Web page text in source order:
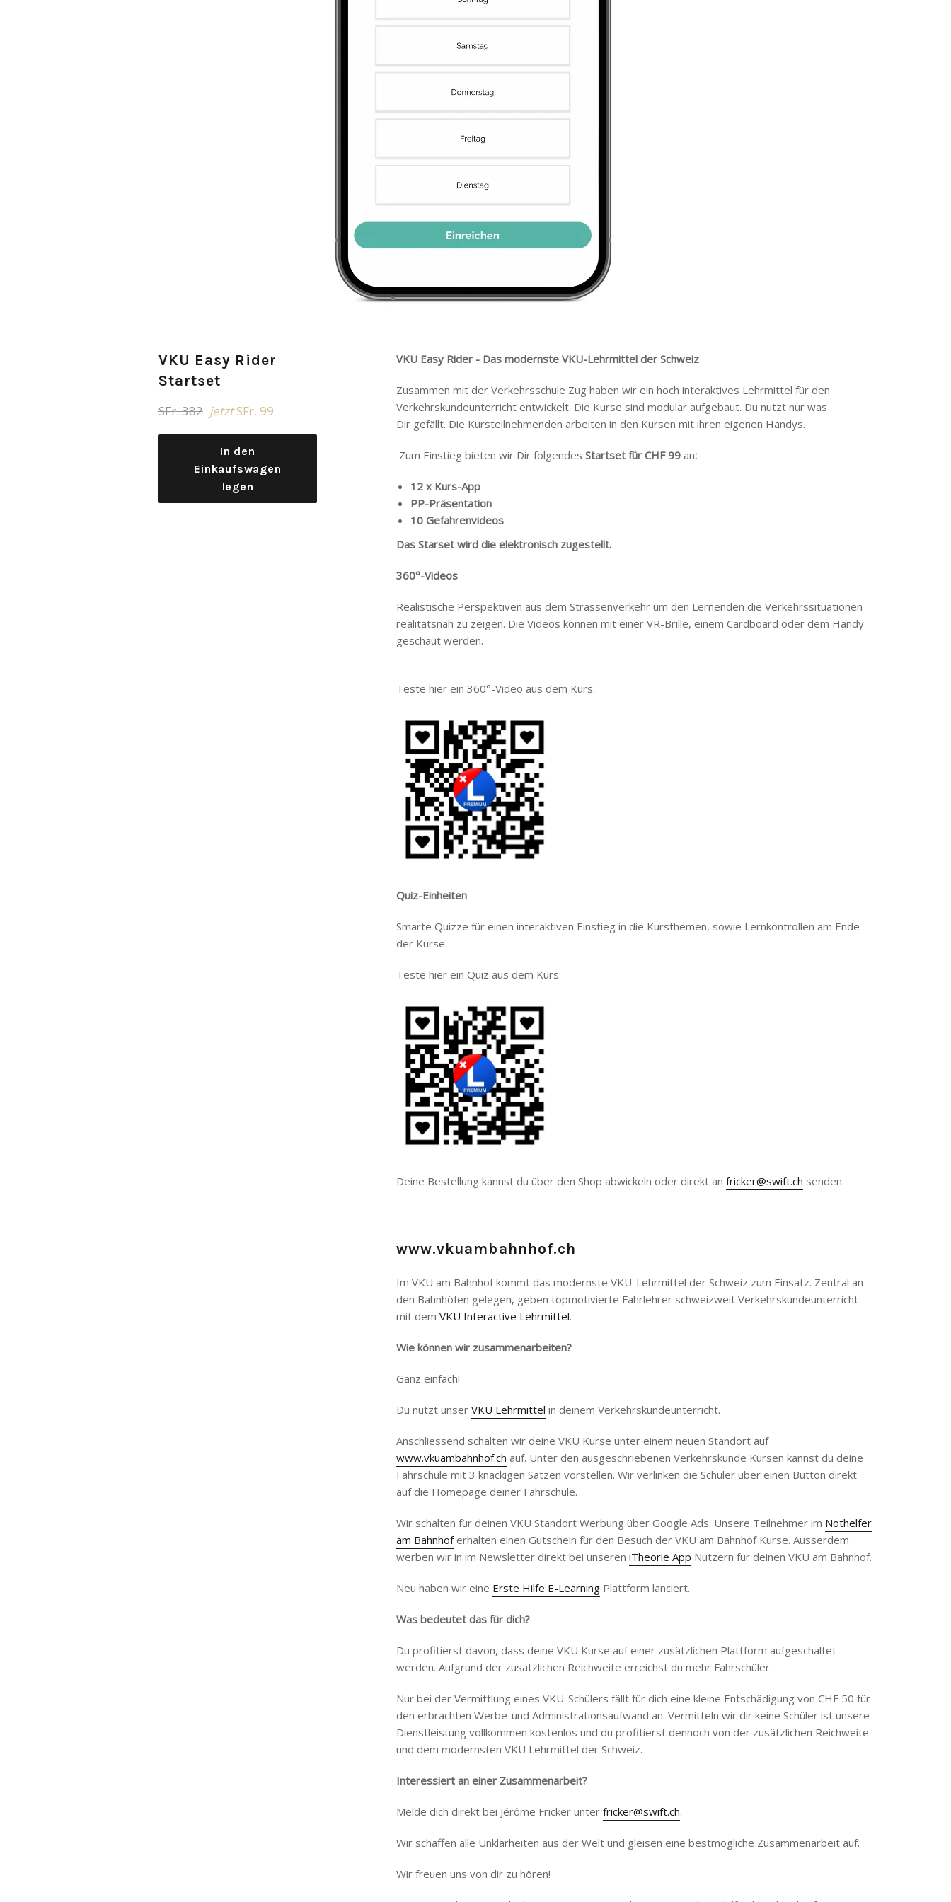
VKU Easy Rider
Startset
Normaler
SFr. 382 jetztSFr. 99
In den
Einkaufswagen
legen
VKU Easy Rider - Das modernste VKU-Lehrmittel der Schweiz
Zusammen mit der Verkehrsschule Zug haben wir ein hoch interaktives Lehrmittel für den
Verkehrskundeunterricht entwickelt. Die Kurse sind modular aufgebaut. Du nutzt nur was
Dir gefällt. Die Kursteilnehmenden arbeiten in den Kursen mit ihren eigenen Handys.
Zum Einstieg bieten wir Dir folgendes Startset für CHF 99 an:
12 x Kurs-App
PP-Präsentation
10 Gefahrenvideos
Das Starset wird die elektronisch zugestellt.
360°-Videos
Realistische Perspektiven aus dem Strassenverkehr um den Lernenden die Verkehrssituationen
realitätsnah zu zeigen. Die Videos können mit einer VR-Brille, einem Cardboard oder dem Handy
geschaut werden.
Teste hier ein 360°-Video aus dem Kurs:
Quiz-Einheiten
Smarte Quizze für einen interaktiven Einstieg in die Kursthemen, sowie Lernkontrollen am Ende
der Kurse.
Teste hier ein Quiz aus dem Kurs:
Deine Bestellung kannst du über den Shop abwickeln oder direkt an fricker@swift.ch senden.
www.vkuambahnhof.ch
Im VKU am Bahnhof kommt das modernste VKU-Lehrmittel der Schweiz zum Einsatz. Zentral an
den Bahnhöfen gelegen, geben topmotivierte Fahrlehrer schweizweit Verkehrskundeunterricht
mit dem VKU Interactive Lehrmittel.
Wie können wir zusammenarbeiten?
Ganz einfach!
Du nutzt unser VKU Lehrmittel in deinem Verkehrskundeunterricht.
Anschliessend schalten wir deine VKU Kurse unter einem neuen Standort auf
www.vkuambahnhof.ch auf. Unter den ausgeschriebenen Verkehrskunde Kursen kannst du deine
Fahrschule mit 3 knackigen Sätzen vorstellen. Wir verlinken die Schüler über einen Button direkt
auf die Homepage deiner Fahrschule.
Wir schalten für deinen VKU Standort Werbung über Google Ads. Unsere Teilnehmer im Nothelfer
am Bahnhoferhalten einen Gutschein für den Besuch der VKU am Bahnhof Kurse. Ausserdem
werben wir in im Newsletter direkt bei unseren iTheorie App Nutzern für deinen VKU am Bahnhof.
Neu haben wir eine Erste Hilfe E-Learning Plattform lanciert.
Was bedeutet das für dich?
Du profitierst davon, dass deine VKU Kurse auf einer zusätzlichen Plattform aufgeschaltet
werden. Aufgrund der zusätzlichen Reichweite erreichst du mehr Fahrschüler.
Nur bei der Vermittlung eines VKU-Schülers fällt für dich eine kleine Entschädigung von CHF 50 für
den erbrachten Werbe-und Administrationsaufwand an. Vermitteln wir dir keine Schüler ist unsere
Dienstleistung vollkommen kostenlos und du profitierst dennoch von der zusätzlichen Reichweite
und dem modernsten VKU Lehrmittel der Schweiz.
Interessiert an einer Zusammenarbeit?
Melde dich direkt bei Jérôme Fricker unter fricker@swift.ch.
Wir schaffen alle Unklarheiten aus der Welt und gleisen eine bestmögliche Zusammenarbeit auf.
Wir freuen uns von dir zu hören!